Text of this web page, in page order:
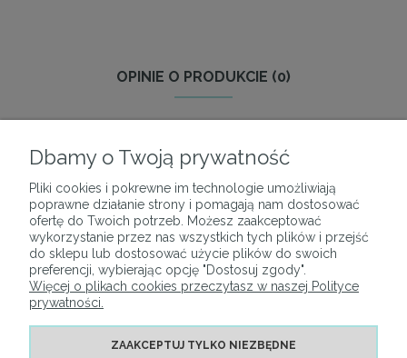
OPINIE O PRODUKCIE (0)
O NAS
PŁATNOŚCI I DOSTAWA
MOJE KONTO
INFORMACJE
Dbamy o Twoją prywatność
Pliki cookies i pokrewne im technologie umożliwiają
poprawne działanie strony i pomagają nam dostosować
ofertę do Twoich potrzeb. Możesz zaakceptować
wykorzystanie przez nas wszystkich tych plików i przejść
do sklepu lub dostosować użycie plików do swoich
preferencji, wybierając opcję "Dostosuj zgody".
Więcej o plikach cookies przeczytasz w naszej Polityce
prywatności.
ZAAKCEPTUJ TYLKO NIEZBĘDNE